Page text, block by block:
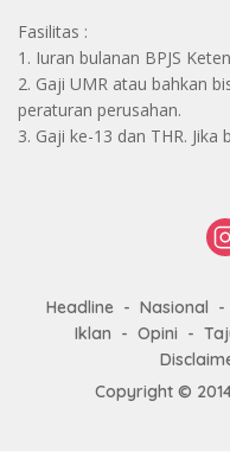
Fasilitas :
1. Iuran bulanan BPJS
2. Gaji UMR atau bahkan
peraturan perusahan.
3. Gaji ke-13 dan THR.
Headline Nasional
Iklan
Opini
Copyright ©